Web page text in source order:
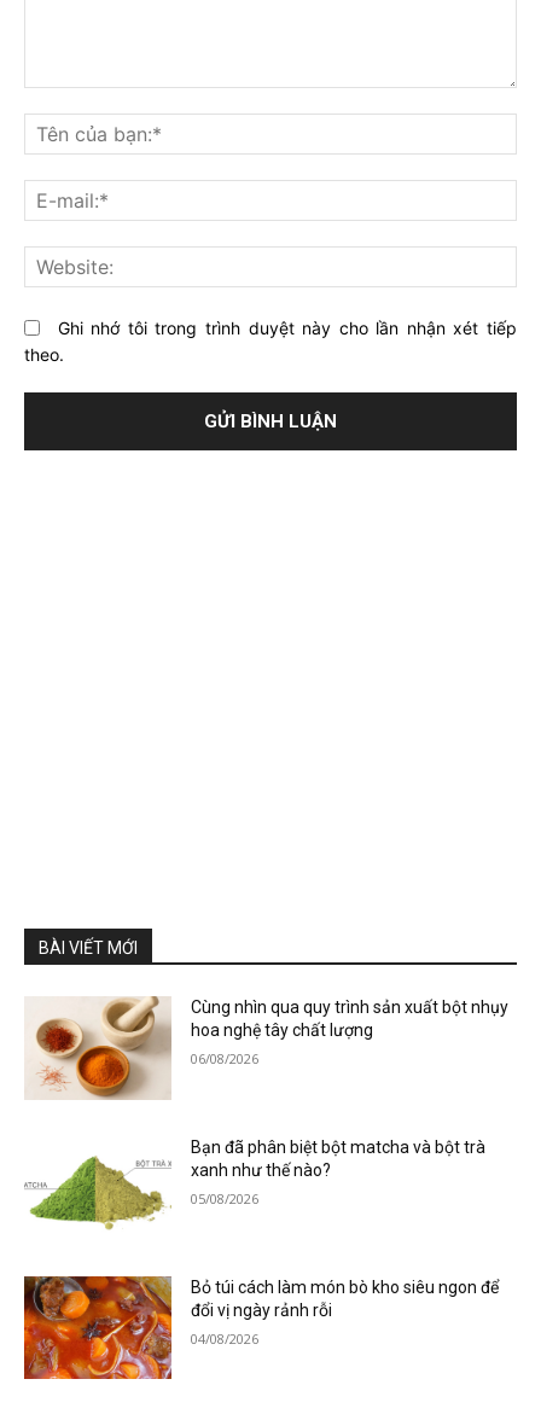
nghĩ
gì
về
bài
viết
này?
Ghi nhớ tôi trong trình duyệt này cho lần nhận xét tiếp
theo.
BÀI VIẾT MỚI
Cùng nhìn qua quy trình sản xuất bột nhụy
hoa nghệ tây chất lượng
06/08/2026
Bạn đã phân biệt bột matcha và bột trà
xanh như thế nào?
05/08/2026
Bỏ túi cách làm món bò kho siêu ngon để
đổi vị ngày rảnh rỗi
04/08/2026